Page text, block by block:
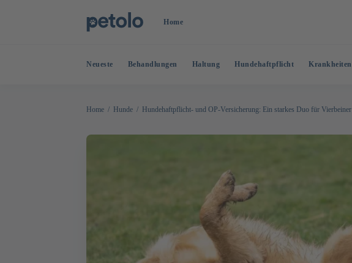
Home
Neueste Behandlungen Haltung Hundehaftpflicht Krankheiten
Home Hunde Hundehaftpflicht- und OP-Versicherung: Ein starkes Duo für Vierbeiner